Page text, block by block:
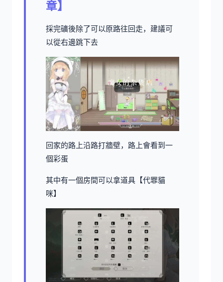
章】
採完礦後除了可以原路往回走，建議可
以從右邊跳下去
回家的路上沿路打牆壁，路上會看到一
個彩蛋
其中有一個房間可以拿道具【代罪貓
咪】